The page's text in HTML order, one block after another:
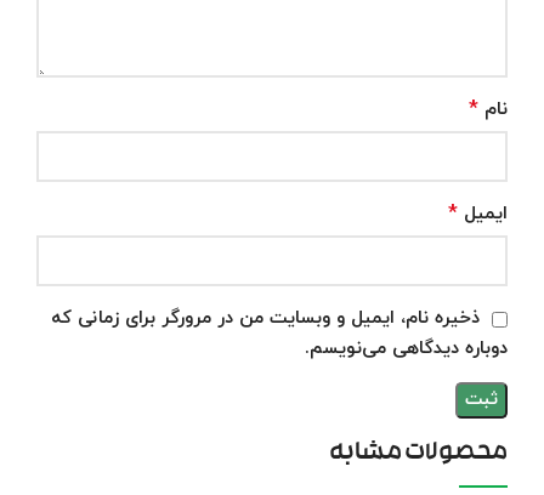
نام *
ایمیل *
ذخیره نام، ایمیل و وبسایت من در مرورگر برای زمانی که
دوباره دیدگاهی می‌نویسم.
محصولات مشابه